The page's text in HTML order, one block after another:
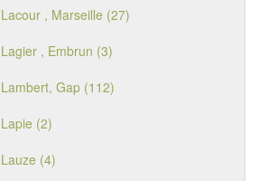
Lacour , Marseille (27)
Lagier , Embrun (3)
Lambert, Gap (112)
Lapie (2)
Lauze (4)